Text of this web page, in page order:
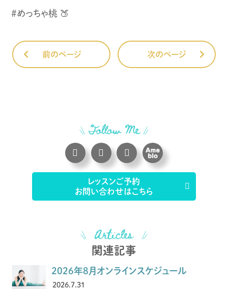
#めっちゃ桃 🍑
前のページ 次のページ
レッスンご予約
お問い合わせはこちら
関連記事
2026年8月オンラインスケジュール
2026.7.31